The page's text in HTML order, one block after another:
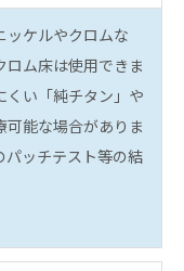
ッケルやクロムな
ロム床は使用できま
くい「純チタン」や
可能な場合がありま
パッチテスト等の結